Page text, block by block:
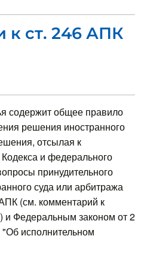
к ст. 246 АПК
содержит общее правило
решения иностранного
отсылая к
и федерального
принудительного
суда или арбитража
(см. комментарий к
и Федеральным законом от 2
исполнительном